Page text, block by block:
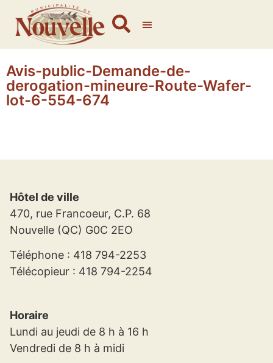
Avis-public-Demande-de-
derogation-mineure-Route-Wafer-
lot-6-554-674
Hôtel de ville
470, rue Francoeur, C.P. 68
Nouvelle (QC) G0C 2EO
Téléphone : 418 794-2253
Télécopieur : 418 794-2254
Horaire
Lundi au jeudi de 8 h à 16 h
Vendredi de 8 h à midi